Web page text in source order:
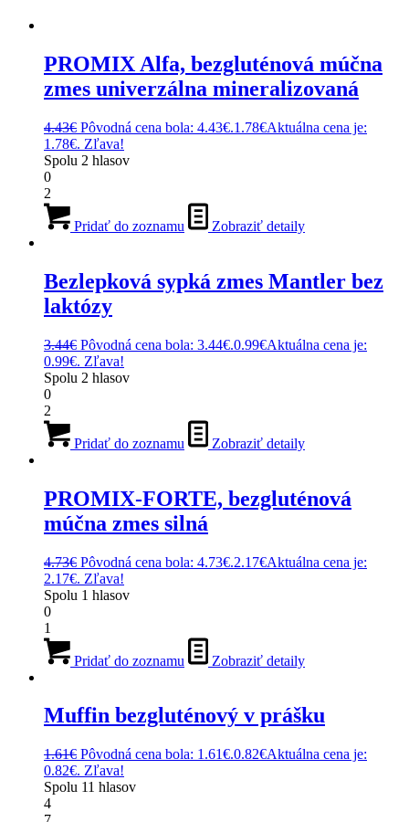
PROMIX Alfa, bezgluténová múčna
zmes univerzálna mineralizovaná
4.43€ Pôvodná cena bola: 4.43€.1.78€Aktuálna cena je:
1.78€. Zľava!
Spolu 2 hlasov
0
2
Pridať do zoznamu Zobraziť detaily
Bezlepková sypká zmes Mantler bez
laktózy
3.44€ Pôvodná cena bola: 3.44€.0.99€Aktuálna cena je:
0.99€. Zľava!
Spolu 2 hlasov
0
2
Pridať do zoznamu Zobraziť detaily
PROMIX-FORTE, bezgluténová
múčna zmes silná
4.73€ Pôvodná cena bola: 4.73€.2.17€Aktuálna cena je:
2.17€. Zľava!
Spolu 1 hlasov
0
1
Pridať do zoznamu Zobraziť detaily
Muffin bezgluténový v prášku
1.61€ Pôvodná cena bola: 1.61€.0.82€Aktuálna cena je:
0.82€. Zľava!
Spolu 11 hlasov
4